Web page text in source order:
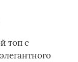
топ с